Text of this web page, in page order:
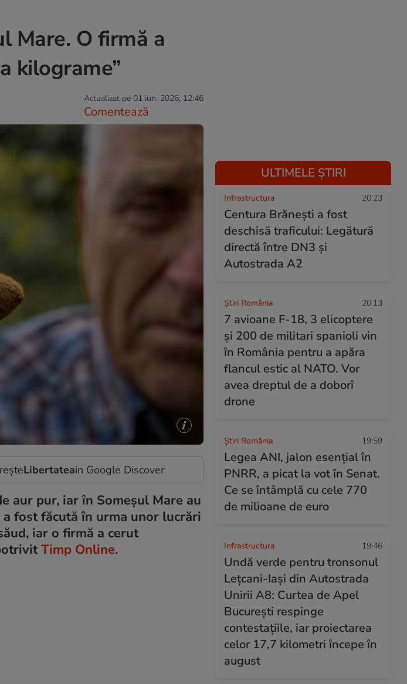
Mare. O firmă a
kilograme”
Actualizat pe 01 iun. 2026, 12:46
Comentează
Libertateain Google Discover
aur pur, iar în Someșul Mare au
fost făcută în urma unor lucrări
iar o firmă a cerut
Timp Online.
ULTIMELE ȘTIRI
Infrastructura 20:23
Centura Brănești a fost
deschisă traficului: Legătură
directă între DN3 și
Autostrada A2
Știri România 20:13
7 avioane F-18, 3 elicoptere
și 200 de militari spanioli vin
în România pentru a apăra
flancul estic al NATO. Vor
avea dreptul de a doborî
drone
Știri România 19:59
Legea ANI, jalon esențial în
PNRR, a picat la vot în Senat.
Ce se întâmplă cu cele 770
de milioane de euro
Infrastructura 19:46
Undă verde pentru tronsonul
Lețcani-Iași din Autostrada
Unirii A8: Curtea de Apel
București respinge
contestațiile, iar proiectarea
celor 17,7 kilometri începe în
august